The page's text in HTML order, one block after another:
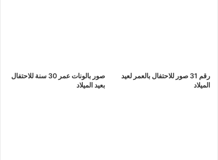
رقم 31 صور للاحتفال بالعمر لعيد
الميلاد
صور بالونات عمر 30 سنة للاحتفال
بعيد الميلاد